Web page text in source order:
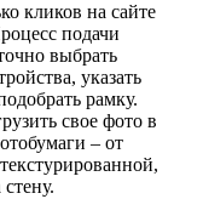
кликов на сайте
подачи
выбрать
указать
рамку.
свое фото в
– от